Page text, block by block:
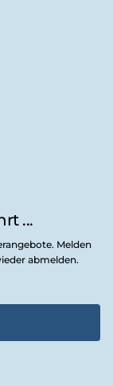
...
Melden
abmelden.